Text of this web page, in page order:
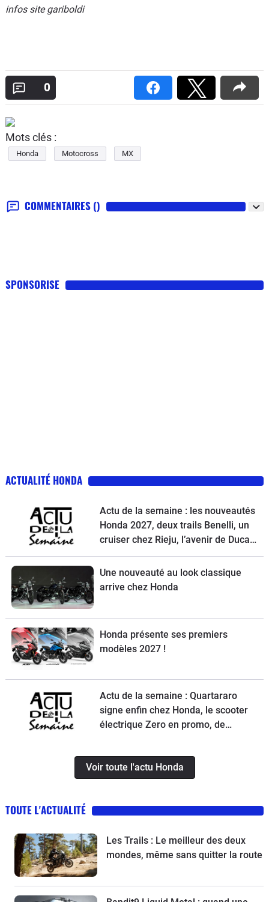
infos site gariboldi
0
Mots clés :
Honda Motocross MX
COMMENTAIRES ()
SPONSORISE
ACTUALITÉ HONDA
Actu de la semaine : les nouveautés
Honda 2027, deux trails Benelli, un
cruiser chez Rieju, l’avenir de Ducati
et la Norton Atlas à l’essai
Une nouveauté au look classique
arrive chez Honda
Honda présente ses premiers
modèles 2027 !
Actu de la semaine : Quartararo
signe enfin chez Honda, le scooter
électrique Zero en promo, de
trottinettes, un Chinois ambitieux et
KTM à la relance
Voir toute l'actu Honda
TOUTE L'ACTUALITÉ
Les Trails : Le meilleur des deux
mondes, même sans quitter la route